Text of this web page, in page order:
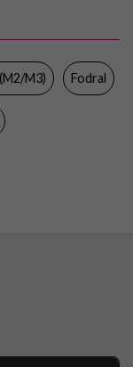
77-95275
M3) Fodral